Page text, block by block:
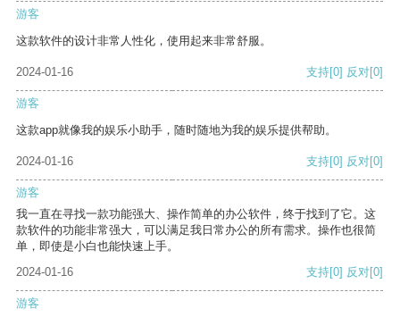
游客
这款软件的设计非常人性化，使用起来非常舒服。
2024-01-16 支持[0] 反对[0]
游客
这款app就像我的娱乐小助手，随时随地为我的娱乐提供帮助。
2024-01-16 支持[0] 反对[0]
游客
我一直在寻找一款功能强大、操作简单的办公软件，终于找到了它。这
款软件的功能非常强大，可以满足我日常办公的所有需求。操作也很简
单，即使是小白也能快速上手。
2024-01-16
支持[0] 反对[0]
游客